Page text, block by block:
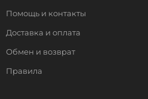
Помощь и контакты
Доставка и оплата
Обмен и возврат
Правила